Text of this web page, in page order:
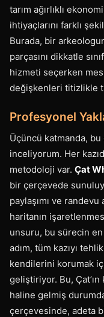
tarım ağırlıklı
ihtiyaçlarını farklı
Burada, bir
parçasını dikkatle
hizmeti seçerken
değişkenleri titizlikle
Profesyonel
Üçüncü katmanda,
inceliyorum. Her
metodoloji var. Çat
bir çerçevede
paylaşımı ve randevu
haritanın
unsuru, bu sürecin en
adım, tüm kazıyı
kendilerini korumak
geliştiriyor. Bu,
haline gelmiş
çerçevesinde, adeta